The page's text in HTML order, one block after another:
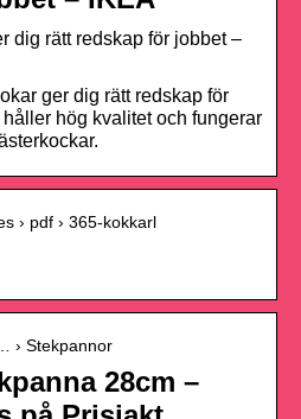
dig rätt redskap för jobbet –
ger dig rätt redskap för
hög kvalitet och fungerar
› pdf › 365-kokkarl
› Stekpannor
28cm –